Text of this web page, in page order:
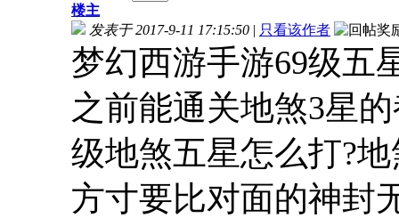
楼主
发表于 2017-9-11 17:15:50 | 只看该作者
梦幻西游手游69级五
之前能通关地煞3星
级地煞五星怎么打?
方寸要比对面的神封